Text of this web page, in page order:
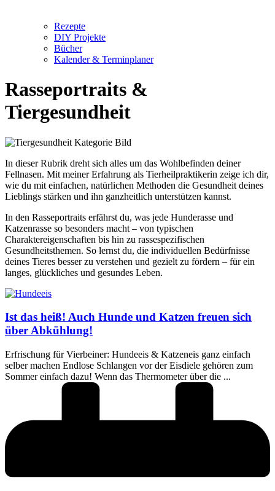
Rezepte
DIY Projekte
Bücher
Kalender & Terminplaner
Rasseportraits &
Tiergesundheit
In dieser Rubrik dreht sich alles um das Wohlbefinden deiner
Fellnasen. Mit meiner Erfahrung als Tierheilpraktikerin zeige ich dir,
wie du mit einfachen, natürlichen Methoden die Gesundheit deines
Lieblings stärken und ihn ganzheitlich unterstützen kannst.
In den Rasseportraits erfährst du, was jede Hunderasse und
Katzenrasse so besonders macht – von typischen
Charaktereigenschaften bis hin zu rassespezifischen
Gesundheitsthemen. So lernst du, die individuellen Bedürfnisse
deines Tieres besser zu verstehen und gezielt zu fördern – für ein
langes, glückliches und gesundes Leben.
Ist das heiß! Auch Hunde und Katzen freuen sich
über Abkühlung!
Erfrischung für Vierbeiner: Hundeeis & Katzeneis ganz einfach
selber machen Endlose Schlangen vor der Eisdiele gehören zum
Sommer einfach dazu! Wenn das Thermometer über die ...